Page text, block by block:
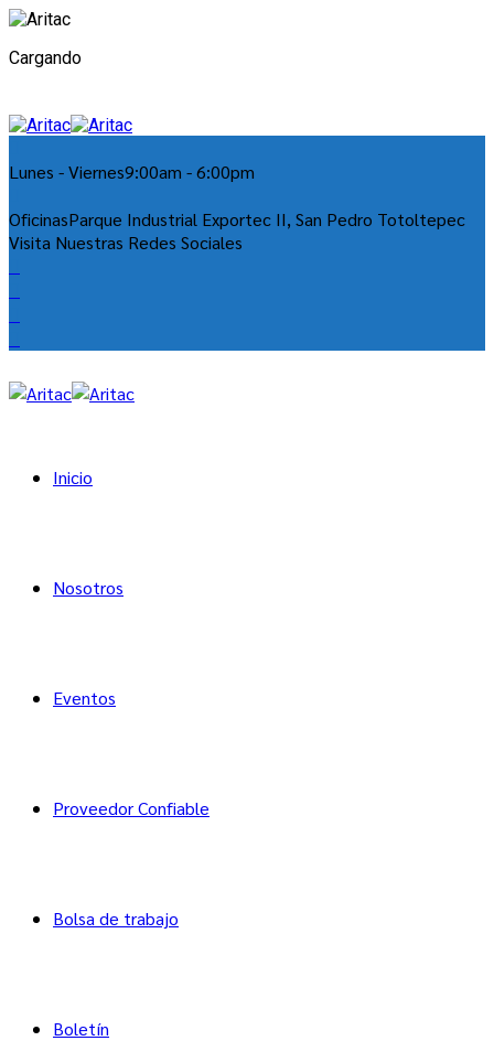
Cargando
Lunes - Viernes9:00am - 6:00pm
OficinasParque Industrial Exportec II, San Pedro Totoltepec
Visita Nuestras Redes Sociales
Inicio
Nosotros
Eventos
Proveedor Confiable
Bolsa de trabajo
Boletín